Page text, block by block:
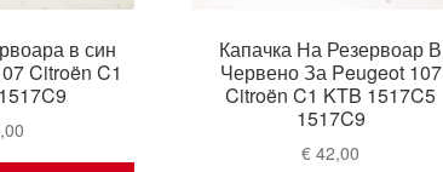
в син
Citroën C1
Капачка На Резервоар В
Червено За Peugeot 107
Citroën C1 KTB 1517C5
1517C9
€ 42,00